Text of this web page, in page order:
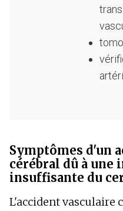
Symptômes d'un
cérébral dû à
insuffisante du
L'accident vasculaire